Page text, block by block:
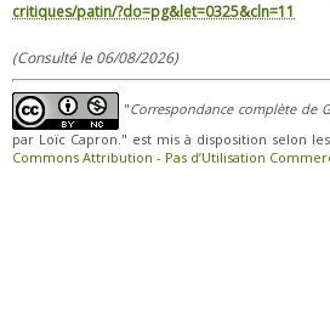
critiques/patin/?do=pg&let=0325&cln=11
(Consulté le 06/08/2026)
"Correspondance complète de
par Loïc Capron." est mis à disposition selon
Commons Attribution - Pas d’Utilisation